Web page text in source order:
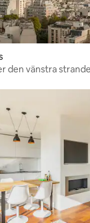
den vänstra